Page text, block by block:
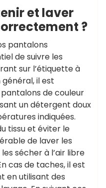
et laver
?
pantalons
de suivre les
sur l’étiquette à
il est
de couleur
un détergent doux
indiquées.
tissu et éviter le
de laver les
sécher à l’air libre
cas de taches, il est
en utilisant des